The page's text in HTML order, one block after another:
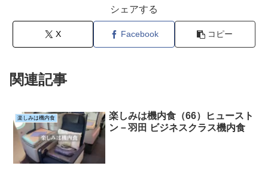
シェアする
X Facebook コピー
関連記事
楽しみは機内食
楽しみは機内食（66）ヒュースト
ン－羽田 ビジネスクラス機内食